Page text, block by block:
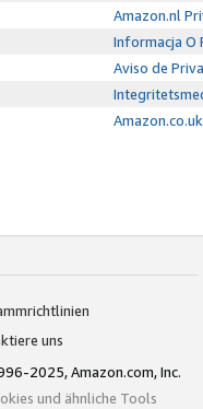
Amazon.nl
Informacja O
Aviso de
uns
2025, Amazon.com, Inc.
und ähnliche Tools